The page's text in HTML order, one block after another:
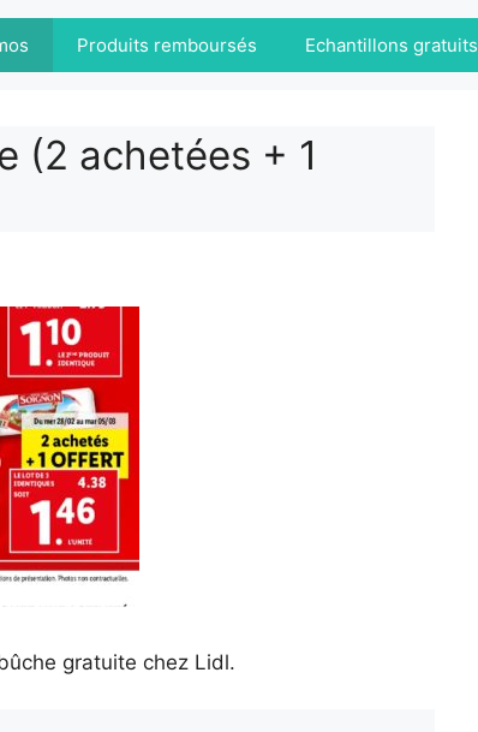
Produits remboursés Echantillons gratuits
(2 achetées + 1
gratuite chez Lidl.